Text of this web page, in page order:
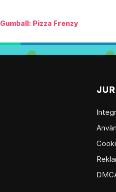
Gumball: Pizza Frenzy